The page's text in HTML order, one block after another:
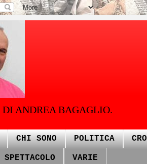
ANDREA BAGAGLIO.
CHI SONO POLITICA
VARIE